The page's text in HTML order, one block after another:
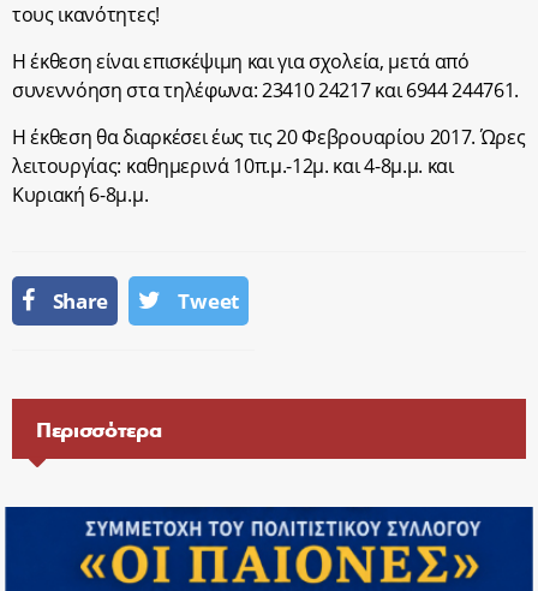
τους ικανότητες!
Η έκθεση είναι επισκέψιμη και για σχολεία, μετά από
συνεννόηση στα τηλέφωνα: 23410 24217 και 6944 244761.
Η έκθεση θα διαρκέσει έως τις 20 Φεβρουαρίου 2017. Ώρες
λειτουργίας: καθημερινά 10π.μ.-12μ. και 4-8μ.μ. και
Κυριακή 6-8μ.μ.
Share Tweet
Περισσότερα